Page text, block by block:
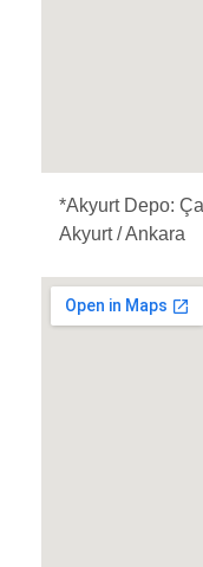
*Akyurt Depo:
Akyurt / Ankara